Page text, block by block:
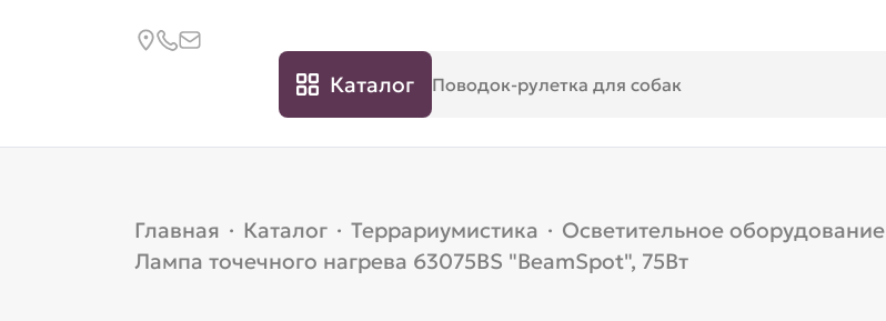
Каталог
Главная · Каталог · Террариумистика · Осветительное оборудование
Лампа точечного нагрева 63075BS "BeamSpot", 75Вт